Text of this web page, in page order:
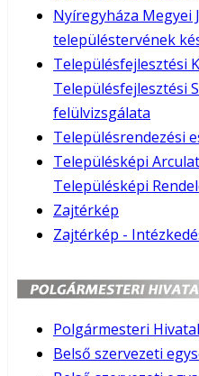
Nyíregyháza Megyei
településtervének
Településfejlesztési
Településfejlesztési
felülvizsgálata
Településrendezési
Településképi
Településképi
Zajtérkép
Zajtérkép -
Polgármesteri Hivatal
Belső szervezeti